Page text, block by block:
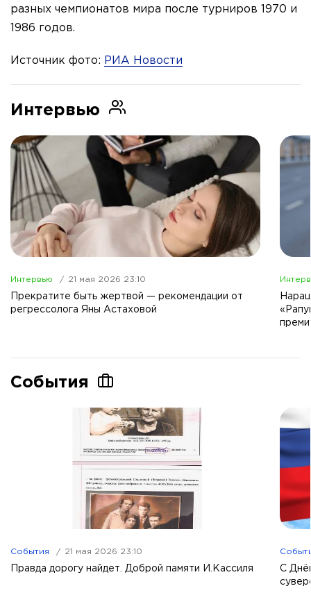
разных чемпионатов мира после турниров 1970 и
1986 годов.
Источник фото: РИА Новости
Интервью
Интервью 21 мая 2026 23:10
Прекратите быть жертвой — рекомендации от
регрессолога Яны Астаховой
События
События 21 мая 2026 23:10
Правда дорогу найдет. Доброй памяти И.Кассиля
С